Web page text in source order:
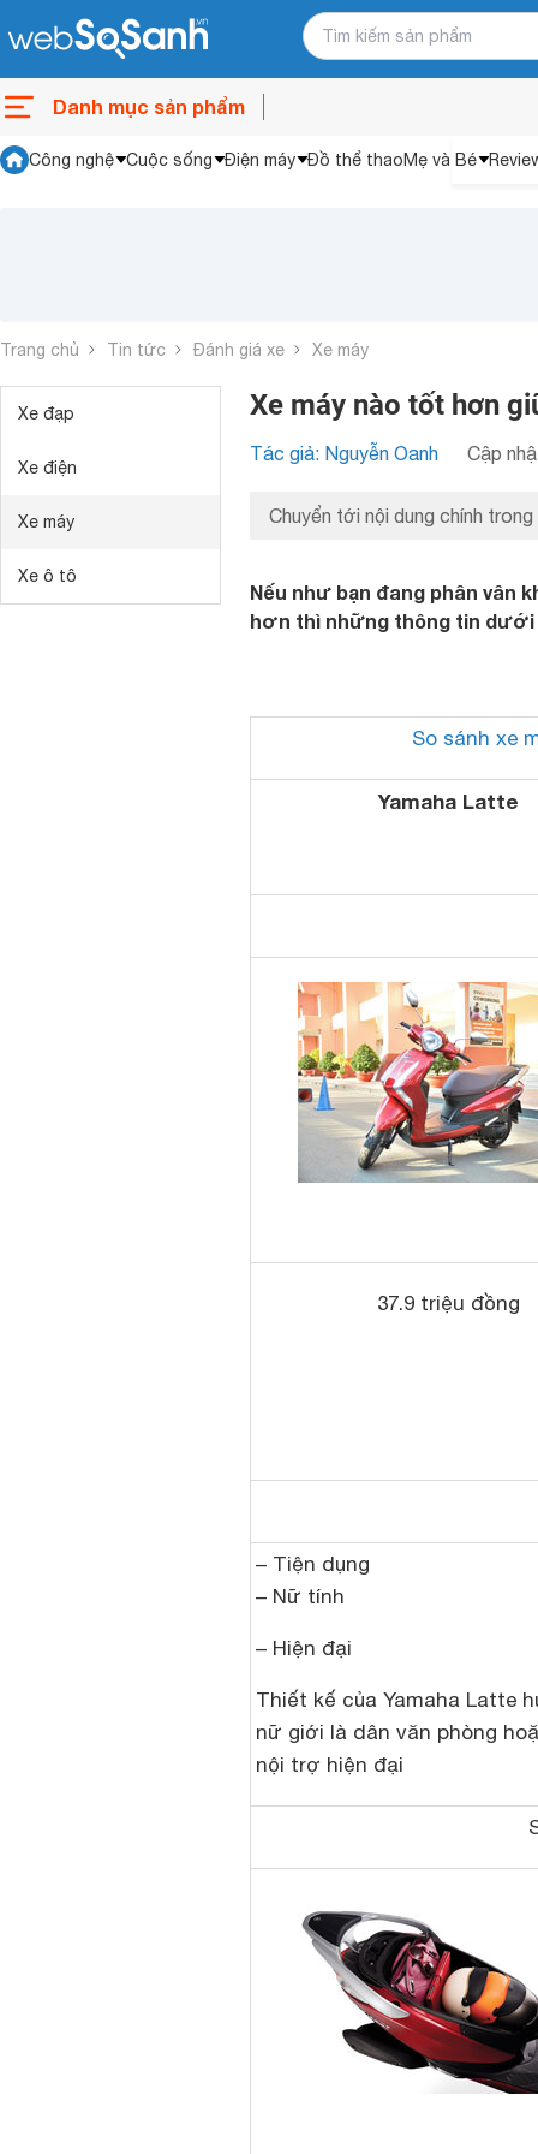
Danh mục sản phẩm
Công nghệ Cuộc sống Điện máy Đồ thể thaoMẹ và Bé
Trang chủ Tin tức Đánh giá xe Xe máy
Xe đạp
Xe điện
Xe máy
Xe ô tô
Xe máy nào tốt hơn
Tác giả: Nguyễn Oanh Cập
Chuyển tới nội dung chính trong
Nếu như bạn đang phân vân
hơn thì những thông tin dưới
So sánh xe
Yamaha Latte
37.9 triệu đồng
– Tiện dụng
– Nữ tính
– Hiện đại
Thiết kế của Yamaha Latte
nữ giới là dân văn phòng
nội trợ hiện đại